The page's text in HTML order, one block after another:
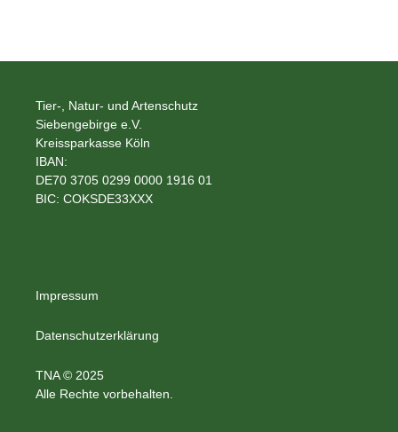
Tier-, Natur- und Artenschutz
Siebengebirge e.V.
Kreissparkasse Köln
IBAN:
DE70 3705 0299 0000 1916 01
BIC: COKSDE33XXX
Impressum
Datenschutzerklärung
TNA © 2025
Alle Rechte vorbehalten.